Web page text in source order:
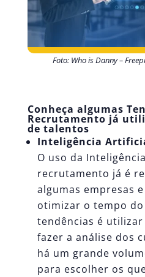
Foto: Who is Danny –
Conheça algumas
Recrutamento já
de talentos
Inteligência
O uso da
recrutamento já é
algumas empresas
otimizar o tempo
tendências é
fazer a análise dos
há um grande
para escolher os